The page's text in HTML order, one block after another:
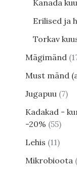
Kanada
Erilised ja
Torkav
Mägimänd
Must mänd
Jugapuu 7
Kadakad -
-20% 55
Lehis 11
Mikrobioota